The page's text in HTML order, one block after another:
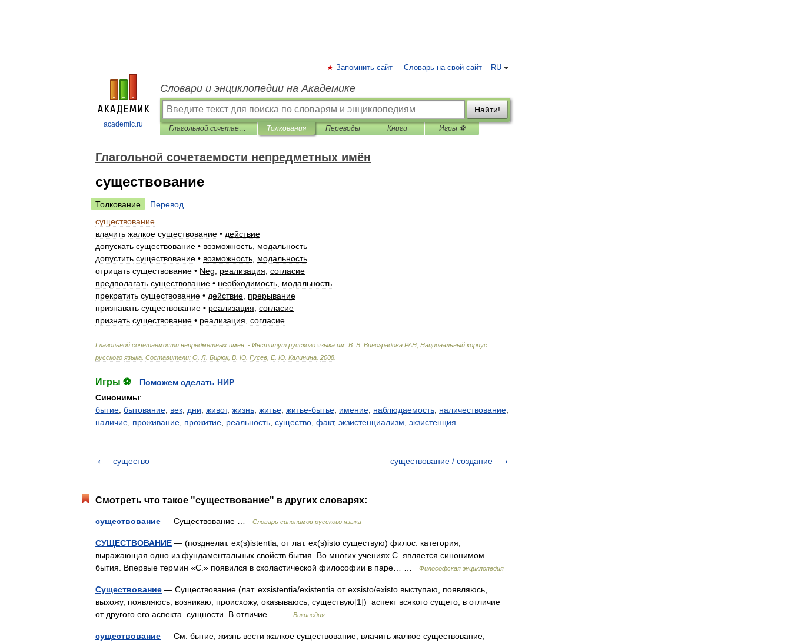
academic.ru
RU
Запомнить сайт Словарь на свой сайт
Словари и энциклопедии на Академике
Найти!
Глагольной сочетаемости непредметных имён Толкования Переводы Книги Игры ⚽
Глагольной сочетаемости непредметных имён
существование
Толкование
Перевод
существование
влачить жалкое существование • действие
допускать существование • возможность модальность
допустить существование • возможность модальность
отрицать существование • Neg реализация согласие
предполагать существование • необходимость модальность
прекратить существование • действие прерывание
признавать существование • реализация согласие
признать существование • реализация согласие
Глагольной сочетаемости непредметных имён . - Институт русского языка им В В Виноградова РАН Национальный корпус
русского языка Составители: О Л Бирюк, В Ю Гусев Е. Ю Калинина 2008
Игры ⚽
Поможем сделать НИР
Синонимы:
бытие бытование век дни живот, жизнь житье житье-бытье имение наблюдаемость наличествование
наличие проживание прожитие реальность существо факт, экзистенциализм экзистенция
существо существование / создание
Смотреть что такое "существование" в других словарях:
существование — Существование … Словарь синонимов русского языка
СУЩЕСТВОВАНИЕ — (позднелат. ex(s)istentia, от лат. ex(s)isto существую) филос. категория,
выражающая одно из фундаментальных свойств бытия. Во многих учениях С. является синонимом
бытия. Впервые термин «С.» появился в схоластической философии в паре… …
Философская энциклопедия
Существование — Существование (лат. exsistentia/existentia от exsisto/existo выступаю, появляюсь,
выхожу, появляюсь, возникаю, происхожу, оказываюсь, существую[1]) аспект всякого сущего, в отличие
от другого его аспекта сущности. В отличие… …
Википедия
существование — См. бытие, жизнь вести жалкое существование, влачить жалкое существование,